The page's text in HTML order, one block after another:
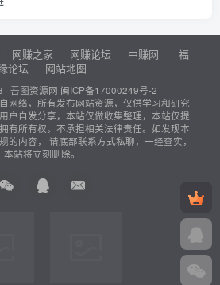
网赚之家 网赚论坛 中赚网
福
论坛
网站地图
· 吾图资源网 闽ICP备17000249号-2
网络，所有发布网站资源，仅供学习和研究
户自发分享，本站仅做收集整理，本站仅提
有所有权，不承担相关法律责任。如发现本
的内容， 请底部联系方式私聊，一经查实，
本站将立刻删除。